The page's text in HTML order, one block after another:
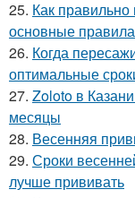
25. Как правильно
основные
26. Когда
оптимальные
27. Zoloto в
месяцы
28. Весенняя
29. Сроки
лучше прививать